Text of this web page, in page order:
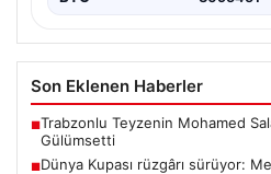
Son Eklenen Haberler
■Trabzonlu Teyzenin Mohamed
Gülümsetti
■Dünya Kupası rüzgârı sürüyor: